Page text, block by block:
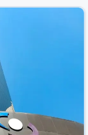
العرب القطرية قطر